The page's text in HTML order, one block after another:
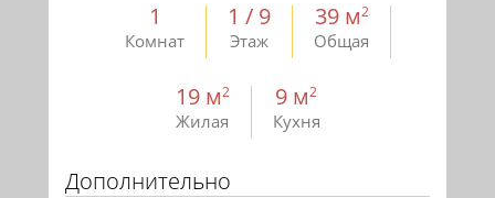
1
Комнат
1 / 9
Этаж
39 м2
Общая
19 м2
Жилая
9 м2
Кухня
Дополнительно